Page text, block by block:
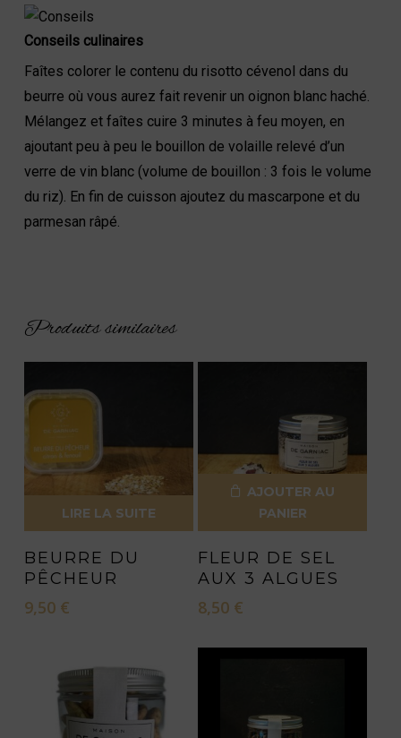
Conseils culinaires
Faîtes colorer le contenu du risotto cévenol dans du
beurre où vous aurez fait revenir un oignon blanc haché.
Mélangez et faîtes cuire 3 minutes à feu moyen, en
ajoutant peu à peu le bouillon de volaille relevé d’un
verre de vin blanc (volume de bouillon : 3 fois le volume
du riz). En fin de cuisson ajoutez du mascarpone et du
parmesan râpé.
Produits similaires
LIRE LA SUITE
BEURRE DU
PÊCHEUR
9,50 €
AJOUTER AU
PANIER
FLEUR DE SEL
AUX 3 ALGUES
8,50 €